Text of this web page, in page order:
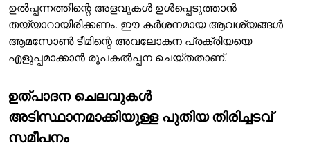
ഉൽപ്പന്നത്തിന്റെ അളവുകൾ ഉൾപ്പെടുത്താൻ
തയ്യാറായിരിക്കണം. ഈ കർശനമായ ആവശ്യങ്ങൾ
ആമസോൺ ടീമിന്റെ അവലോകന പ്രക്രിയയെ
എളുപ്പമാക്കാൻ രൂപകൽപ്പന ചെയ്തതാണ്.
ഉത്പാദന ചെലവുകൾ
അടിസ്ഥാനമാക്കിയുള്ള പുതിയ തിരിച്ചടവ്
സമീപനം